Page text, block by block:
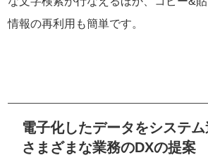
情報の再利用も簡単です。
電子化したデータをシステム
さまざまな業務のDXの提案